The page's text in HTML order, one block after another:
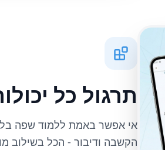
תרגול כל
אי אפשר באמת ללמוד שפה
הקשבה ודיבור - הכל בשילוב